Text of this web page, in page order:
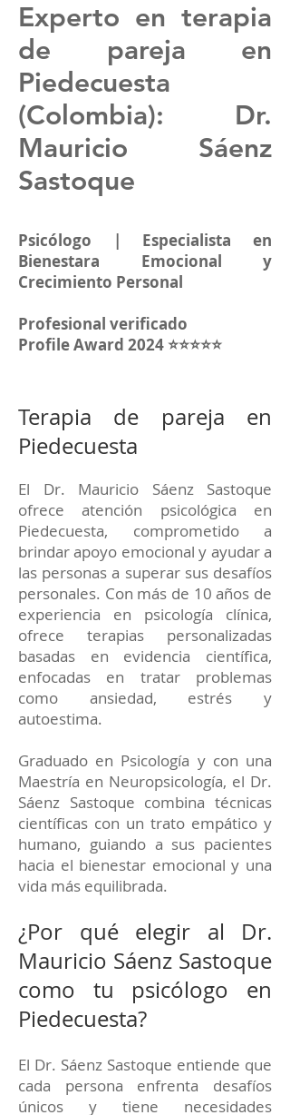
Experto en terapia
de pareja en
Piedecuesta
(Colombia): Dr.
Mauricio Sáenz
Sastoque
Psicólogo | Especialista en
Bienestara Emocional y
Crecimiento Personal
Profesional verificado
Profile Award 2024 ⭐⭐⭐⭐⭐
Terapia de pareja en
Piedecuesta
El Dr. Mauricio Sáenz Sastoque
ofrece atención psicológica en
Piedecuesta, comprometido a
brindar apoyo emocional y ayudar a
las personas a superar sus desafíos
personales. Con más de 10 años de
experiencia en psicología clínica,
ofrece terapias personalizadas
basadas en evidencia científica,
enfocadas en tratar problemas
como ansiedad, estrés y
autoestima.
Graduado en Psicología y con una
Maestría en Neuropsicología, el Dr.
Sáenz Sastoque combina técnicas
científicas con un trato empático y
humano, guiando a sus pacientes
hacia el bienestar emocional y una
vida más equilibrada.
¿Por qué elegir al Dr.
Mauricio Sáenz Sastoque
como tu psicólogo en
Piedecuesta?
El Dr. Sáenz Sastoque entiende que
cada persona enfrenta desafíos
únicos y tiene necesidades